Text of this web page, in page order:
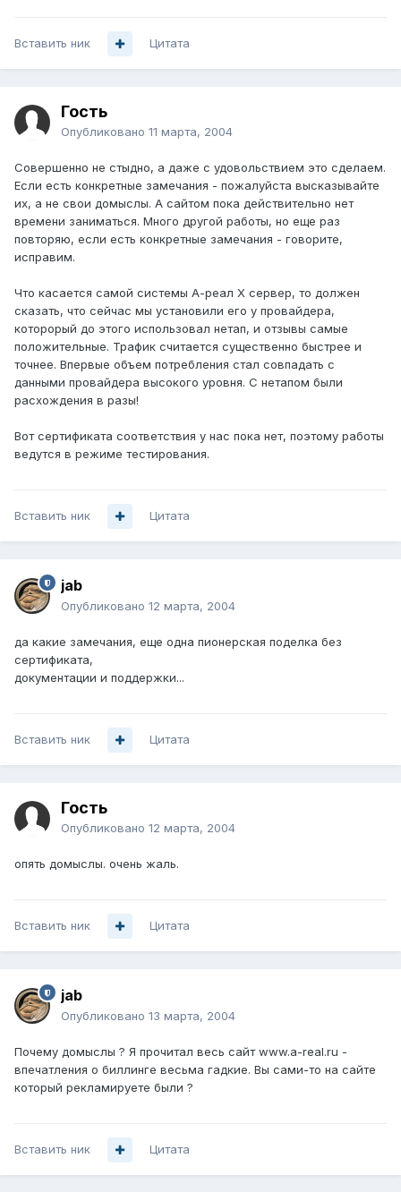
Вставить ник Цитата
Гость
Опубликовано 11 марта, 2004
Совершенно не стыдно, а даже с удовольствием это сделаем.
Если есть конкретные замечания - пожалуйста высказывайте
их, а не свои домыслы. А сайтом пока действительно нет
времени заниматься. Много другой работы, но еще раз
повторяю, если есть конкретные замечания - говорите,
исправим.
Что касается самой системы А-реал Х сервер, то должен
сказать, что сейчас мы установили его у провайдера,
которорый до этого использовал нетап, и отзывы самые
положительные. Трафик считается существенно быстрее и
точнее. Впервые объем потребления стал совпадать с
данными провайдера высокого уровня. С нетапом были
расхождения в разы!
Вот сертификата соответствия у нас пока нет, поэтому работы
ведутся в режиме тестирования.
Вставить ник Цитата
jab
Опубликовано 12 марта, 2004
да какие замечания, еще одна пионерская поделка без
сертификата,
документации и поддержки...
Вставить ник Цитата
Гость
Опубликовано 12 марта, 2004
опять домыслы. очень жаль.
Вставить ник Цитата
jab
Опубликовано 13 марта, 2004
Почему домыслы ? Я прочитал весь сайт www.a-real.ru -
впечатления о биллинге весьма гадкие. Вы сами-то на сайте
который рекламируете были ?
Вставить ник Цитата